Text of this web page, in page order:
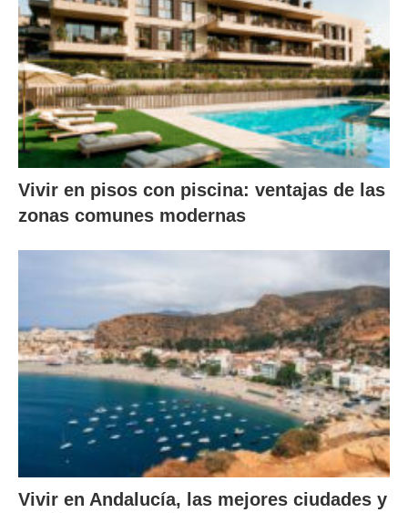
Vivir en pisos con piscina: ventajas de las
zonas comunes modernas
Vivir en Andalucía, las mejores ciudades y